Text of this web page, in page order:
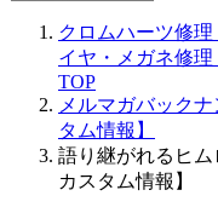
クロムハーツ修
イヤ・メガネ修理
TOP
メルマガバック
タム情報】
語り継がれるヒ
カスタム情報】